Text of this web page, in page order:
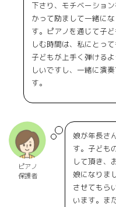
下さり、モチベーショ
かって励まして一緒に
す。ピアノを通じて子
しむ時間は、私にとっ
子どもが上手く弾ける
しいですし、一緒に演
す。
ピアノ
保護者
娘が年長さ
す。子ども
して頂き、
娘になりま
させてもら
います。ま